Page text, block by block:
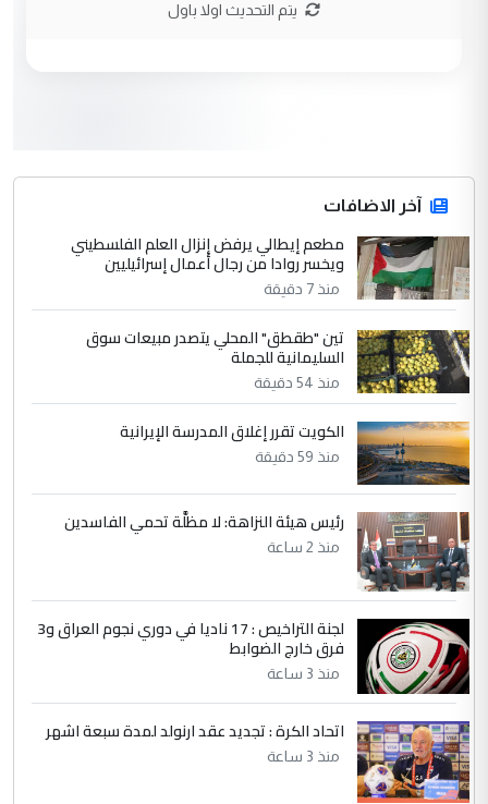
جنسية الرافد الثالث للعراق ومن اصول عريقة
ابا فرات ...
الموضوع :
الجواهري يرد على صدام حسين سل
مضجعيك يابن الزنا (نص كامل)
سردار
التعليق : واحد من عصابة علي ماما يسقط
جنسية الرافد الثالث للعراق ومن اصول عريقة
ابا فرات ...
الموضوع :
الجواهري يرد على صدام حسين سل
مضجعيك يابن الزنا (نص كامل)
5 حيدر عاشور
التعليق : تحياتي لك استاذ حامدتركان. كلام
دقيق ومسؤول؛ فالاستثمار الحقيقي للإنسان
وثروات البلد يعتمد على الكفاءة ...
الموضوع :
بين الإهمال واغتصاب الأرض.. بلاد
الرافدين تعاني الجفاف والتصحر!!
يتم التحديث اولا باول
آخر الاضافات
مطعم إيطالي يرفض إنزال العلم الفلسطيني
ويخسر روادا من رجال أعمال إسرائيليين
منذ 7 دقيقة
تين "طقطق" المحلي يتصدر مبيعات سوق
السليمانية للجملة
منذ 54 دقيقة
الكويت تقرر إغلاق المدرسة الإيرانية
منذ 59 دقيقة
رئيس هيئة النزاهة: لا مظلَّة تحمي الفاسدين
منذ 2 ساعة
لجنة التراخيص : 17 ناديا في دوري نجوم العراق و3
فرق خارج الضوابط
منذ 3 ساعة
اتحاد الكرة : تجديد عقد ارنولد لمدة سبعة اشهر
منذ 3 ساعة